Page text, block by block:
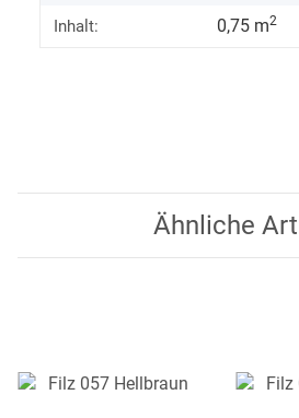
Inhalt: 0,75 m2
Ähnliche